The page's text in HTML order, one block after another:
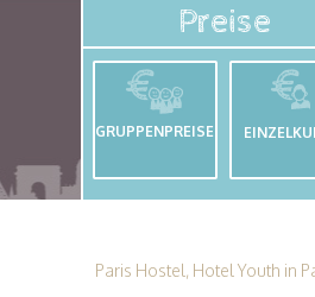
Preise
GRUPPENPREISE
Paris Hostel, Hotel Youth in